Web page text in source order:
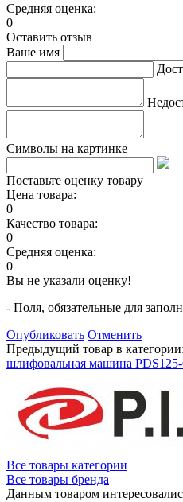
Средняя оценка:
0
Оставить отзыв
Ваше имя
Символы на картинке
Поставьте оценку товару
Цена товара:
0
Качество товара:
0
Средняя оценка:
0
Вы не указали оценку!
- Поля, обязательные для
Опубликовать Отменить
Предыдущий товар в категории:
шлифовальная машина
Все товары категории
Все товары бренда
Данным товаром